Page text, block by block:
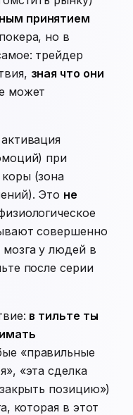
принятием
но в
трейдер
зная что они
может
при
(зона
Это не
совершенно
мозга у людей в
после серии
в тильте ты
«правильные
«эта сделка
позицию»)
которая в этот